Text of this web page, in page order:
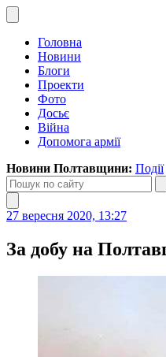
Головна
Новини
Блоги
Проекти
Фото
Досьє
Війна
Допомога армії
Новини Полтавщини: Події
27 вересня 2020, 13:27
За добу на